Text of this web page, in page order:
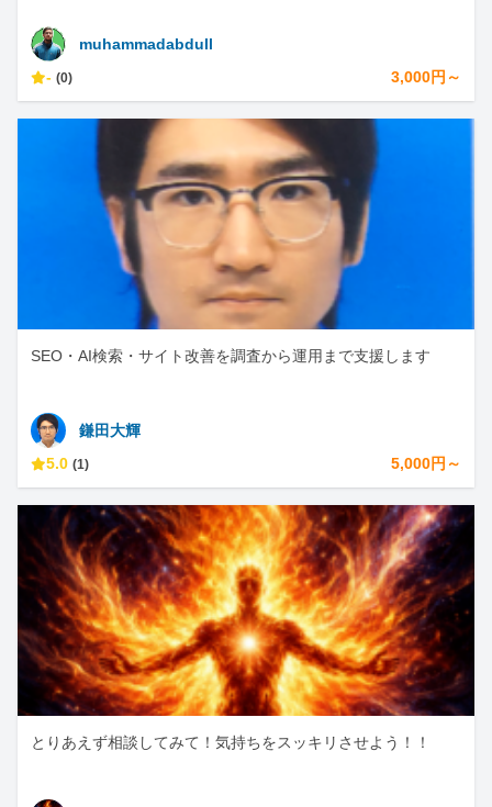
muhammadabdull
- (0) 3,000円～
SEO・AI検索・サイト改善を調査から運用まで支援します
鎌田大輝
5.0 (1) 5,000円～
とりあえず相談してみて！気持ちをスッキリさせよう！！